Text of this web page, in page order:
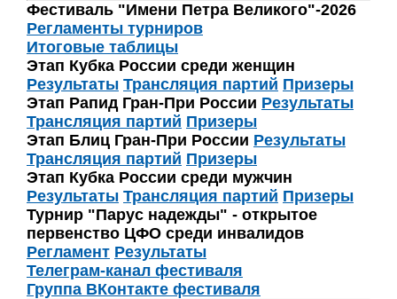
Фестиваль "Имени Петра Великого"-2026
Регламенты турниров
Итоговые таблицы
Этап Кубка России среди женщин
Результаты Трансляция партий Призеры
Этап Рапид Гран-При России Результаты
Трансляция партий Призеры
Этап Блиц Гран-При России Результаты
Трансляция партий Призеры
Этап Кубка России среди мужчин
Результаты Трансляция партий Призеры
Турнир "Парус надежды" - открытое
первенство ЦФО среди инвалидов
Регламент Результаты
Телеграм-канал фестиваля
Группа ВКонтакте фестиваля